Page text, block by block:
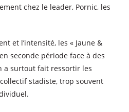
chez le leader, Pornic, les
et l’intensité, les « Jaune &
seconde période face à des
a surtout fait ressortir les
stadiste, trop souvent